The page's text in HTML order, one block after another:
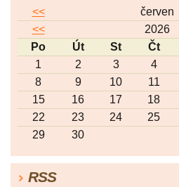
<< červen
<<
2026
Po
Út St Čt
1
2 3 4
8
9 10 11
15
16 17 18
22
23 24 25
29
30
RSS